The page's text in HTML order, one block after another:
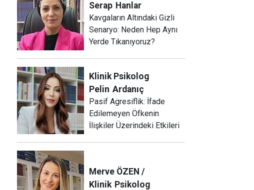
Serap Hanlar
Kavgaların Altındaki Gizli
Senaryo: Neden Hep Aynı
Yerde Tıkanıyoruz?
Klinik Psikolog
Pelin Ardanıç
Pasif Agresiflik: İfade
Edilemeyen Öfkenin
İlişkiler Üzerindeki Etkileri
Merve ÖZEN /
Klinik Psikolog